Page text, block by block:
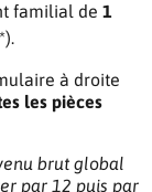
familial de 1
*).
à droite
les pièces
brut global
par 12 puis par